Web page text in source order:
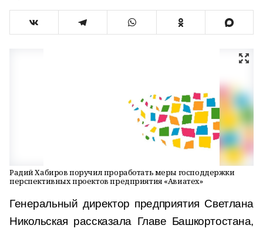
Радий Хабиров поручил проработать меры господдержки
перспективных проектов предприятия «Авиатех»
Генеральный директор предприятия Светлана
Никольская рассказала Главе Башкортостана,